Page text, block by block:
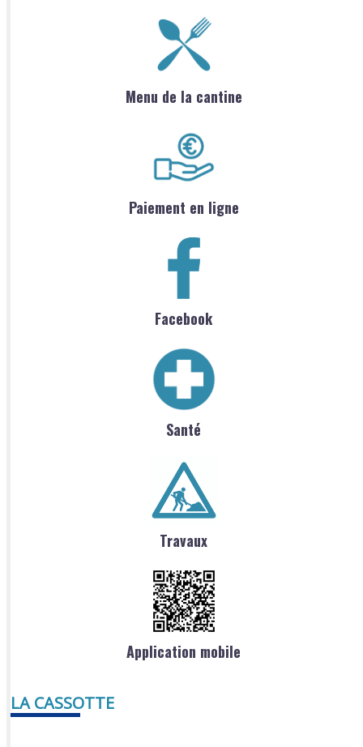
Menu de la cantine
Paiement en ligne
Facebook
Santé
Travaux
Application mobile
LA CASSOTTE